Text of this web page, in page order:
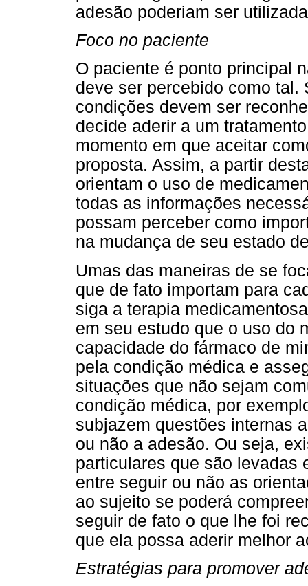
adesão poderiam ser
Foco no paciente
O paciente é ponto principal
deve ser percebido como
condições devem ser
decide aderir a um
momento em que aceitar
proposta. Assim, a partir
orientam o uso de
todas as informações
possam perceber como
na mudança de seu estado
Umas das maneiras de se
que de fato importam para
siga a terapia
em seu estudo que o uso do
capacidade do fármaco de
pela condição médica e
situações que não sejam
condição médica, por
subjazem questões internas
ou não a adesão. Ou seja,
particulares que são levadas
entre seguir ou não as
ao sujeito se poderá
seguir de fato o que lhe foi
que ela possa aderir melhor
Estratégias para promover